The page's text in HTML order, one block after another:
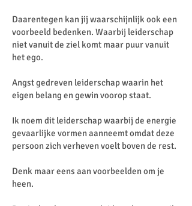
Daarentegen kan jij waarschijnlijk ook een
voorbeeld bedenken. Waarbij leiderschap
niet vanuit de ziel komt maar puur vanuit
het ego.
Angst gedreven leiderschap waarin het
eigen belang en gewin voorop staat.
Ik noem dit leiderschap waarbij de energie
gevaarlijke vormen aanneemt omdat deze
persoon zich verheven voelt boven de rest.
Denk maar eens aan voorbeelden om je
heen.